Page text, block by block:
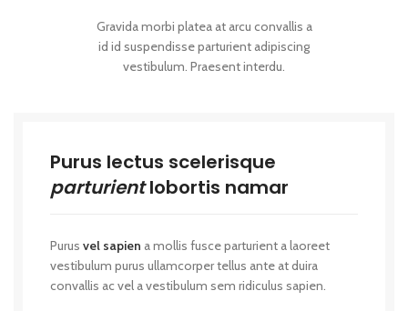
Gravida morbi platea at arcu convallis a
id id suspendisse parturient adipiscing
vestibulum. Praesent interdu.
Purus lectus scelerisque
parturientlobortis namar
Purus vel sapien a mollis fusce parturient a laoreet
vestibulum purus ullamcorper tellus ante at duira
convallis ac vel a vestibulum sem ridiculus sapien.